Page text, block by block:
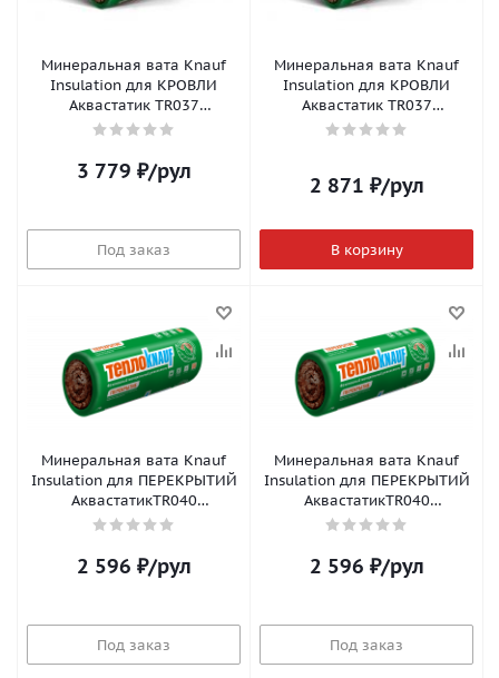
Минеральная вата Knauf
Insulation для КРОВЛИ
Аквастатик TR037
(5500x1220x150, 1шт,
3 779 ₽/рул
Под заказ
Минеральная вата Knauf
Insulation для КРОВЛИ
Аквастатик TR037
(6148x1220x50, 2шт, 0,75м3/
2 871 ₽/рул
В корзину
Минеральная вата Knauf
Insulation для ПЕРЕКРЫТИЙ
АквастатикTR040
(7380x1220x50, 2шт, 0,9м3/
2 596 ₽/рул
Под заказ
Минеральная вата Knauf
Insulation для ПЕРЕКРЫТИЙ
АквастатикTR040
(7380x1220x100, 1шт, 0,9м3/
2 596 ₽/рул
Под заказ